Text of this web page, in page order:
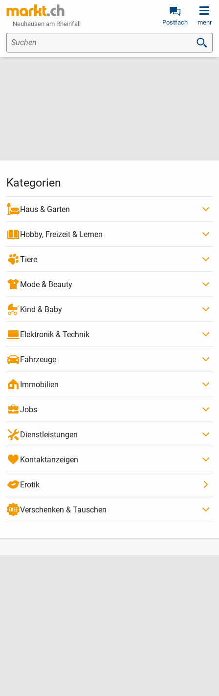
Neuhausen am Rheinfall Postfach mehr
Suchen
Kategorien
Haus & Garten
Hobby, Freizeit & Lernen
Tiere
Mode & Beauty
Kind & Baby
Elektronik & Technik
Fahrzeuge
Immobilien
Jobs
Dienstleistungen
Kontaktanzeigen
Erotik
Verschenken & Tauschen